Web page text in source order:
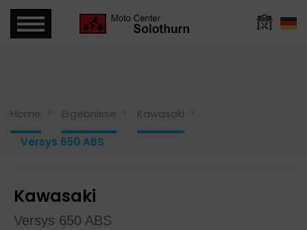
Home Ergebnisse
Kawasaki
Versys 650 ABS
Kawasaki
Versys 650 ABS